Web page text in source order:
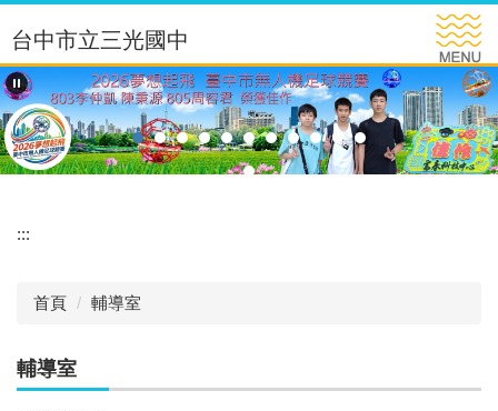
到
主
要
內
容
區
台中市立三光國中
:::
首頁 輔導室
輔導室